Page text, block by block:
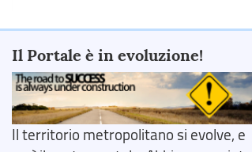
Il Portale è in evoluzione!
Il territorio metropolitano si evolve, e